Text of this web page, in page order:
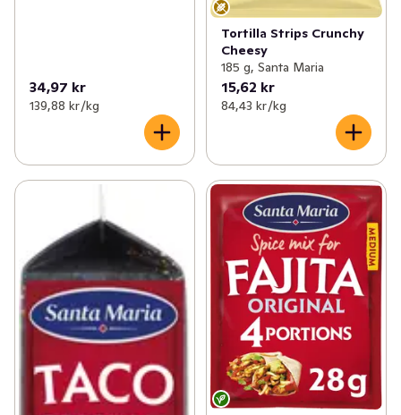
34,97 kr
139,88 kr /kg
Tortilla Strips Crunchy
Cheesy
185 g, Santa Maria
15,62 kr
84,43 kr /kg